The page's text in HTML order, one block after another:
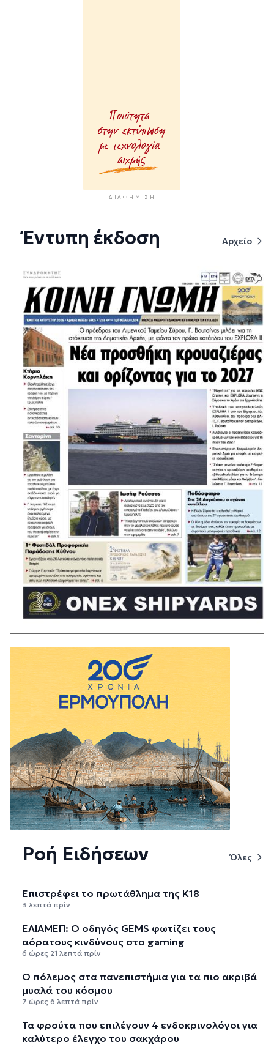
ΔΙΑΦΉΜΙΣΗ
Έντυπη έκδοση Αρχείο
Ροή Ειδήσεων Όλες
Επιστρέφει το πρωτάθλημα της Κ18
3 λεπτά πρίν
ΕΛΙΑΜΕΠ: Ο οδηγός GEMS φωτίζει τους
αόρατους κινδύνους στο gaming
6 ώρες 21 λεπτά πρίν
Ο πόλεμος στα πανεπιστήμια για τα πιο ακριβά
μυαλά του κόσμου
7 ώρες 6 λεπτά πρίν
Τα φρούτα που επιλέγουν 4 ενδοκρινολόγοι για
καλύτερο έλεγχο του σακχάρου